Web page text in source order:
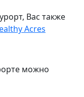
Вас также
Acres
можно